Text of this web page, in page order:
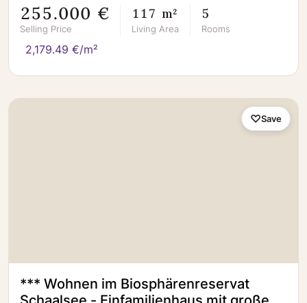
255.000 €
Selling Price
117 m²
Living Area
5
Rooms
2,179.49 €/m²
*** Wohnen im Biosphärenreservat
Save